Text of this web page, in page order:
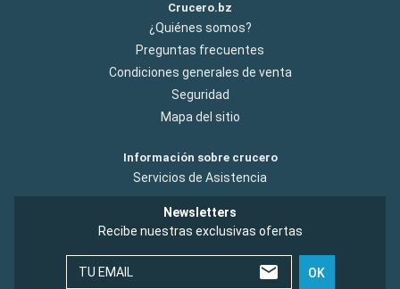
Crucero.bz
¿Quiénes somos?
Preguntas frecuentes
Condiciones generales de venta
Seguridad
Mapa del sitio
Información sobre crucero
Servicios de Asistencia
Newsletters
Recibe nuestras exclusivas ofertas
TU EMAIL OK